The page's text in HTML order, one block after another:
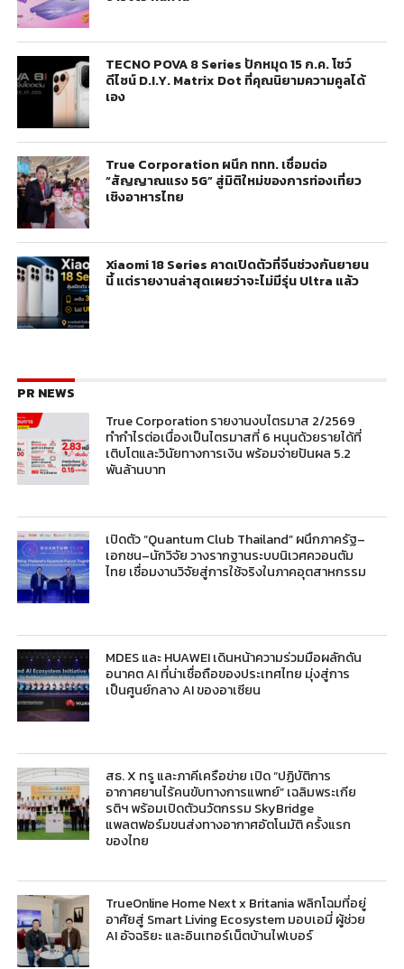
TECNO POVA 8 Series ปักหมุด 15 ก.ค. โชว์
ดีไซน์ D.I.Y. Matrix Dot ที่คุณนิยามความคูลได้
เอง
True Corporation ผนึก ททท. เชื่อมต่อ
“สัญญาณแรง 5G” สู่มิติใหม่ของการท่องเที่ยว
เชิงอาหารไทย
Xiaomi 18 Series คาดเปิดตัวที่จีนช่วงกันยายน
นี้ แต่รายงานล่าสุดเผยว่าจะไม่มีรุ่น Ultra แล้ว
PR NEWS
True Corporation รายงานงบไตรมาส 2/2569
ทำกำไรต่อเนื่องเป็นไตรมาสที่ 6 หนุนด้วยรายได้ที่
เติบโตและวินัยทางการเงิน พร้อมจ่ายปันผล 5.2
พันล้านบาท
เปิดตัว “Quantum Club Thailand” ผนึกภาครัฐ–
เอกชน–นักวิจัย วางรากฐานระบบนิเวศควอนตัม
ไทย เชื่อมงานวิจัยสู่การใช้จริงในภาคอุตสาหกรรม
MDES และ HUAWEI เดินหน้าความร่วมมือผลักดัน
อนาคต AI ที่น่าเชื่อถือของประเทศไทย มุ่งสู่การ
เป็นศูนย์กลาง AI ของอาเซียน
สธ. X ทรู และภาคีเครือข่าย เปิด “ปฏิบัติการ
อากาศยานไร้คนขับทางการแพทย์” เฉลิมพระเกีย
รติฯ พร้อมเปิดตัวนวัตกรรม SkyBridge
แพลตฟอร์มขนส่งทางอากาศอัตโนมัติ ครั้งแรก
ของไทย
TrueOnline Home Next x Britania พลิกโฉมที่อยู่
อาศัยสู่ Smart Living Ecosystem มอบเอมี่ ผู้ช่วย
AI อัจฉริยะ และอินเทอร์เน็ตบ้านไฟเบอร์